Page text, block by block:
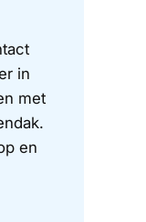
in
met
en